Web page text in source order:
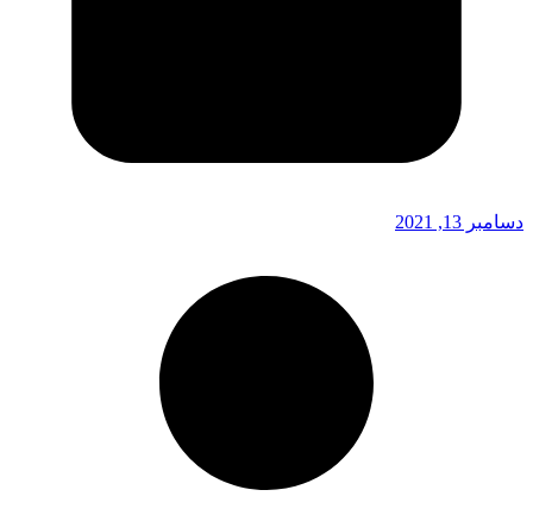
دسامبر 13, 2021